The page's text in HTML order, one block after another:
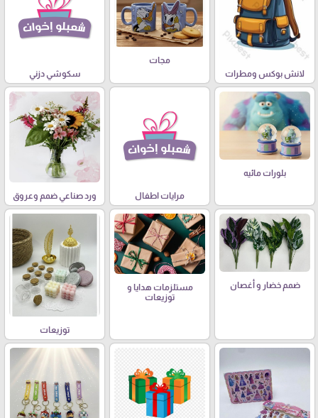
لانش بوكس ومطرات
مجات
سكوشي دزني
بلورات مائيه
مرايات اطفال ورد صناعي ضمم وعروق
ضمم خضار و أغصان
مستلزمات هدايا و
توزيعات
توزيعات